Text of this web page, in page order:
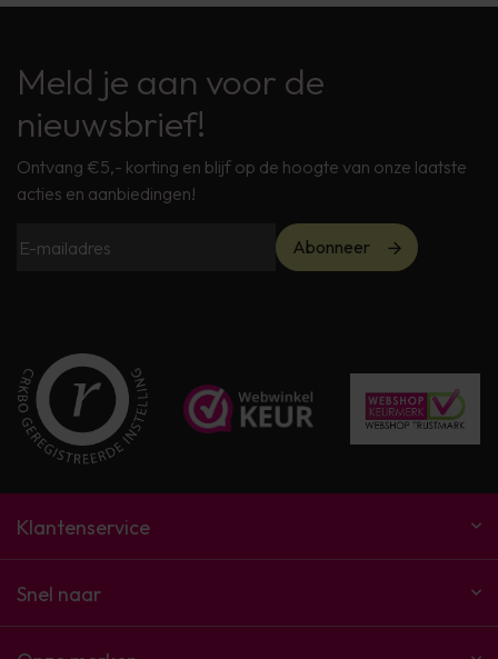
Meld je aan voor de
nieuwsbrief!
Ontvang €5,- korting en blijf op de hoogte van onze laatste
acties en aanbiedingen!
Abonneer
Klantenservice
Snel naar